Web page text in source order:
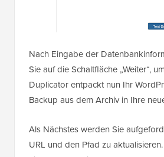
Nach Eingabe der
Sie auf die Schaltfläche „Weiter“,
Duplicator entpackt nun Ihr
Backup aus dem Archiv in Ihre
Als Nächstes werden Sie
URL und den Pfad zu